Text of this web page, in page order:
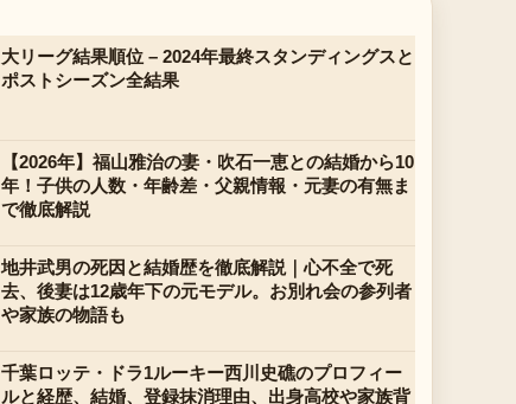
大リーグ結果順位 – 2024年最終スタンディングスと
ポストシーズン全結果
【2026年】福山雅治の妻・吹石一恵との結婚から10
年！子供の人数・年齢差・父親情報・元妻の有無ま
で徹底解説
地井武男の死因と結婚歴を徹底解説｜心不全で死
去、後妻は12歳年下の元モデル。お別れ会の参列者
や家族の物語も
千葉ロッテ・ドラ1ルーキー西川史礁のプロフィー
ルと経歴、結婚、登録抹消理由、出身高校や家族背